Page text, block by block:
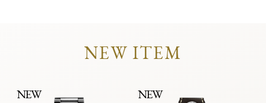
NEW ITEM
NEW NEW